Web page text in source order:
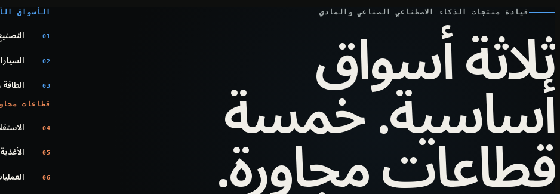
قيادة منتجات الذكاء الاصطناعي الصناعي والمادي
ثلاثة أسواق
أساسية. خمسة
قطاعات مجاورة.
الأسواق
01
02
03
قطاعات
04
05
06